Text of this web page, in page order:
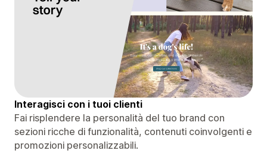
Interagisci con i tuoi clienti
Fai risplendere la personalità del tuo brand con
sezioni ricche di funzionalità, contenuti coinvolgenti e
promozioni personalizzabili.